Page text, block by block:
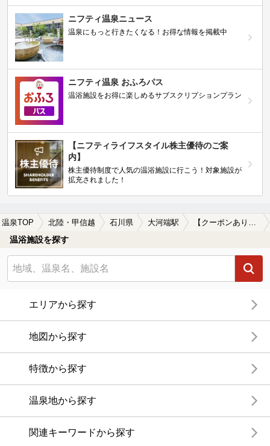
ニフティ温泉ニュース
温泉にもっと行きたくなる！お得な情報を掲載中
ニフティ温泉 おふろパス
温浴施設をお得に楽しめるサブスクリプションプラン
【ニフティライフスタイル株主優待のご案
内】
株主優待制度で人気の温浴施設に行こう！対象施設が
拡充されました！
温泉TOP 北陸・甲信越 石川県 大河端駅 【クーポンあり】塩化物泉が楽しめる大河端駅近くの温泉、日帰り温泉、スーパー銭湯おすすめ
温浴施設を探す
エリアから探す
地図から探す
特徴から探す
温泉地から探す
関連キーワードから探す